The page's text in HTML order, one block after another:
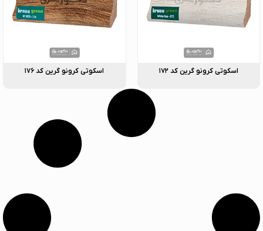
اسکوتی کرونو گرین کد ۱۷۲ اسکوتی کرونو گرین کد ۱۷۶